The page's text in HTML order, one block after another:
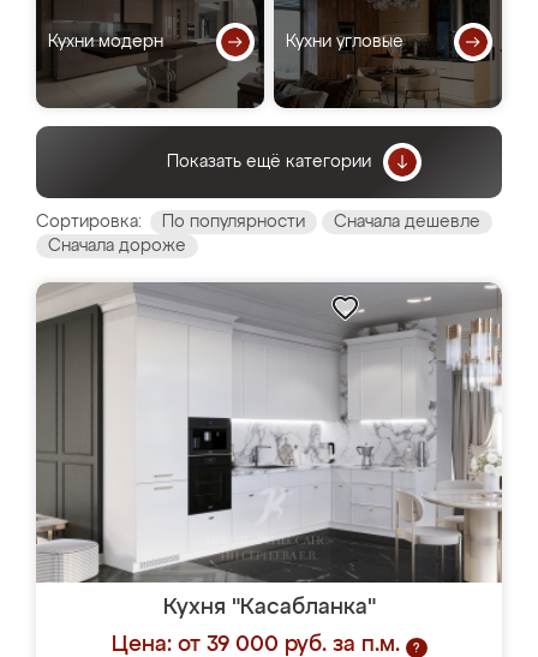
Кухни модерн Кухни угловые
Показать ещё категории
Сортировка: По популярности
Сначала дешевле
Сначала дороже
Кухня "Касабланка"
Цена: от 39 000 руб. за п.м.
?